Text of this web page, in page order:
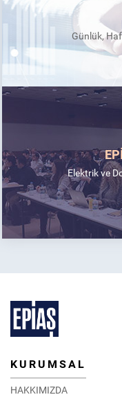
Günlük,
Elektrik ve
KURUMSAL
HAKKIMIZDA